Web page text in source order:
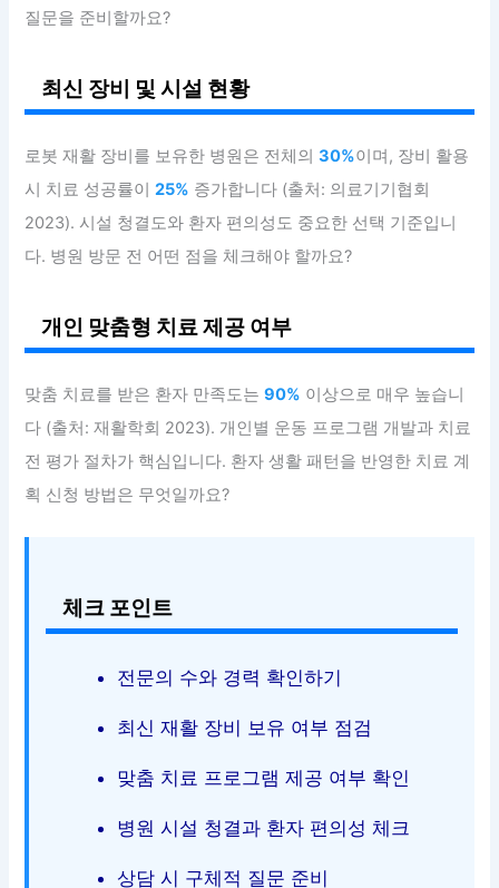
질문을 준비할까요?
최신 장비 및 시설 현황
로봇 재활 장비를 보유한 병원은 전체의30%이며, 장비 활용
시 치료 성공률이25% 증가합니다 (출처: 의료기기협회
2023). 시설 청결도와 환자 편의성도 중요한 선택 기준입니
다. 병원 방문 전 어떤 점을 체크해야 할까요?
개인 맞춤형 치료 제공 여부
맞춤 치료를 받은 환자 만족도는90% 이상으로 매우 높습니
다 (출처: 재활학회 2023). 개인별 운동 프로그램 개발과 치료
전 평가 절차가 핵심입니다. 환자 생활 패턴을 반영한 치료 계
획 신청 방법은 무엇일까요?
체크 포인트
전문의 수와 경력 확인하기
최신 재활 장비 보유 여부 점검
맞춤 치료 프로그램 제공 여부 확인
병원 시설 청결과 환자 편의성 체크
상담 시 구체적 질문 준비